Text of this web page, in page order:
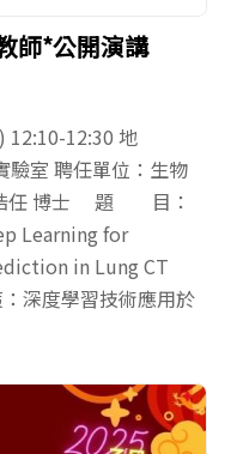
師*公開演講
12:10-12:30 地
驗室 聘任單位：生物
任 博士 題 目：
Learning for
in Lung CT
學習技術應用於